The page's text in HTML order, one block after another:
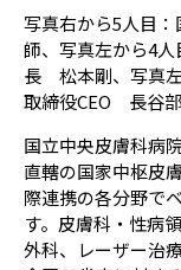
写真右から5人目
師、写真左から4
長 松本剛、写真
取締役CEO 長谷
国立中央皮膚科病
直轄の国家中枢皮
際連携の各分野で
す。皮膚科・性病
外科、レーザー治